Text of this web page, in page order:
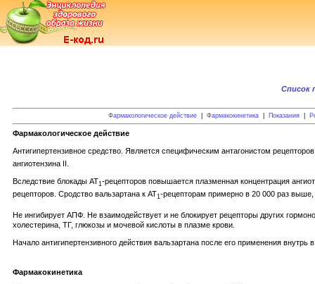
Список
Фармакологическое действие Фармакокинетика Показания
Фармакологическое действие
Антигипертензивное средство. Является специфическим антагонистом
ангиотензина II.
Вследствие блокады AT1-рецепторов повышается плазменная концентрация
рецепторов. Сродство вальзартана к AT1-рецепторам примерно в 20 000 раз выше,
Не ингибирует АПФ. Не взаимодействует и не блокирует рецепторы других
холестерина, ТГ, глюкозы и мочевой кислоты в плазме крови.
Начало антигипертензивного действия вальзартана после его применения
Фармакокинетика